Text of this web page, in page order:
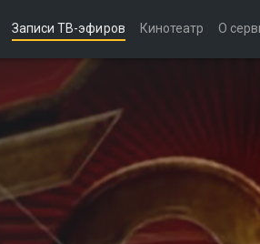
Записи ТВ-эфиров Кинотеатр О